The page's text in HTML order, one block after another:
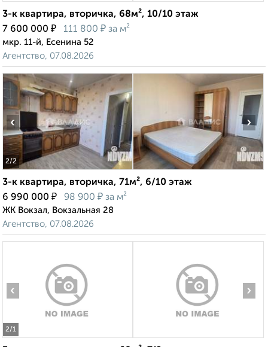
3-к квартира, вторичка, 68м², 10/10 этаж
7 600 000 ₽ 111 800 ₽ за м²
мкр. 11-й, Есенина 52
Агентство, 07.08.2026
2/2
‹ ›
3-к квартира, вторичка, 71м², 6/10 этаж
6 990 000 ₽ 98 900 ₽ за м²
ЖК Вокзал, Вокзальная 28
Агентство, 07.08.2026
2/1
‹ ›